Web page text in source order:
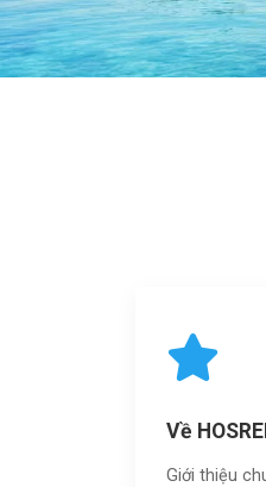
Về
Giới thiệu